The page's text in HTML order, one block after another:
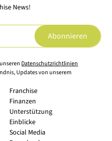
News!
Datenschutzrichtlinien
Updates von unserem
Franchise
Finanzen
Unterstützung
Einblicke
Social Media